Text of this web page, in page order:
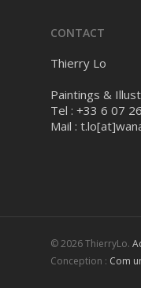
CONTACT
Thierry Lo
Paintings &
Tel : +33 6 07
Mail :
© 2026 ThierryLo.
Conception : Com